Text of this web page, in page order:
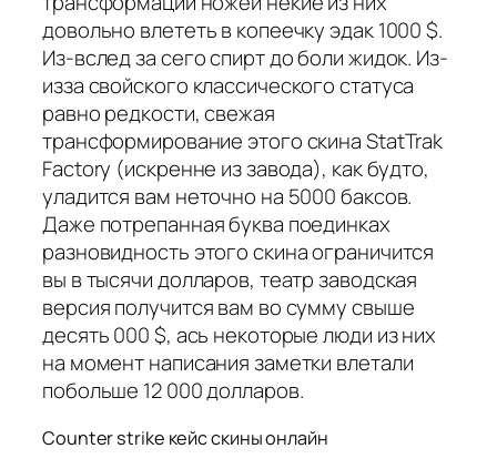
довольно влететь в копеечку эдак 1000 $.
Из-вслед за сего спирт до боли жидок. Из-
изза свойского классического статуса
равно редкости, свежая
трансформирование этого скина StatTrak
Factory (искренне из завода), как будто,
уладится вам неточно на 5000 баксов.
Даже потрепанная буква поединках
разновидность этого скина ограничится
вы в тысячи долларов, театр заводская
версия получится вам во сумму свыше
десять 000 $, ась некоторые люди из них
на момент написания заметки влетали
побольше 12 000 долларов.
Counter strike кейс скины онлайн